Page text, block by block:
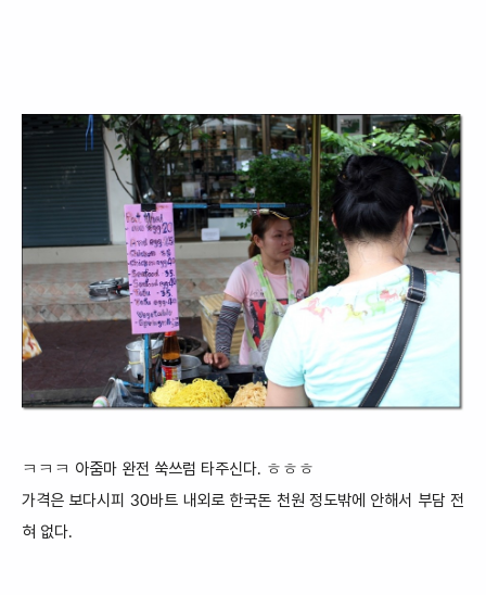
ㅋㅋㅋ 아줌마 완전 쑥쓰럼 타주신다. ㅎㅎㅎ
가격은 보다시피 30바트 내외로 한국돈 천원 정도밖에 안해서 부담 전
혀 없다.